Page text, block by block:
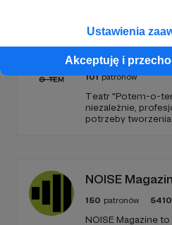
Ustawienia
Akceptuję i
Potem-o-tem
101 patronów
Teatr "Potem-o-
niezależnie,
potrzeby tworzenia
teatralnego
NOISE
150 patronów 5410
NOISE Magazine